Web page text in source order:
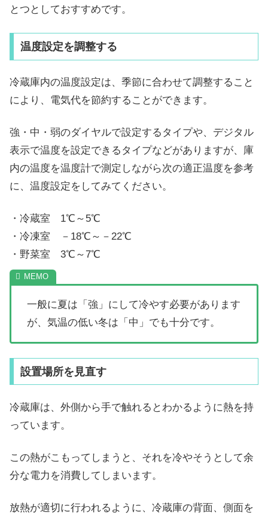
とつとしておすすめです。
温度設定を調整する
冷蔵庫内の温度設定は、季節に合わせて調整すること
により、電気代を節約することができます。
強・中・弱のダイヤルで設定するタイプや、デジタル
表示で温度を設定できるタイプなどがありますが、庫
内の温度を温度計で測定しながら次の適正温度を参考
に、温度設定をしてみてください。
・冷蔵室 1℃～5℃
・冷凍室 －18℃～－22℃
・野菜室 3℃～7℃
一般に夏は「強」にして冷やす必要があります
が、気温の低い冬は「中」でも十分です。
設置場所を見直す
冷蔵庫は、外側から手で触れるとわかるように熱を持
っています。
この熱がこもってしまうと、それを冷やそうとして余
分な電力を消費してしまいます。
放熱が適切に行われるように、冷蔵庫の背面、側面を